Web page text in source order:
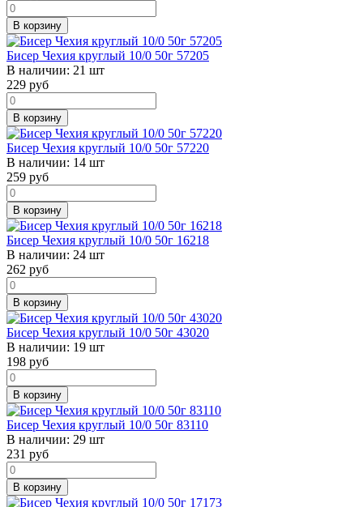
В корзину
Бисер Чехия круглый 10/0 50г 57205
В наличии: 21 шт
229 руб
В корзину
Бисер Чехия круглый 10/0 50г 57220
В наличии: 14 шт
259 руб
В корзину
Бисер Чехия круглый 10/0 50г 16218
В наличии: 24 шт
262 руб
В корзину
Бисер Чехия круглый 10/0 50г 43020
В наличии: 19 шт
198 руб
В корзину
Бисер Чехия круглый 10/0 50г 83110
В наличии: 29 шт
231 руб
В корзину